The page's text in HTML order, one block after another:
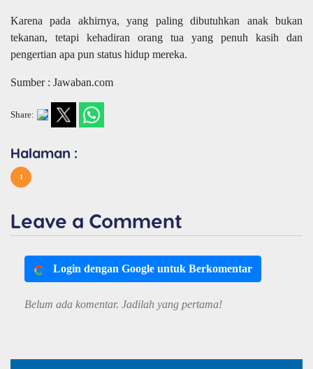
Karena pada akhirnya, yang paling dibutuhkan anak bukan
tekanan, tetapi kehadiran orang tua yang penuh kasih dan
pengertian apa pun status hidup mereka.
Sumber : Jawaban.com
Share:
Halaman :
1
Leave a Comment
Login dengan Google untuk Berkomentar
Belum ada komentar. Jadilah yang pertama!